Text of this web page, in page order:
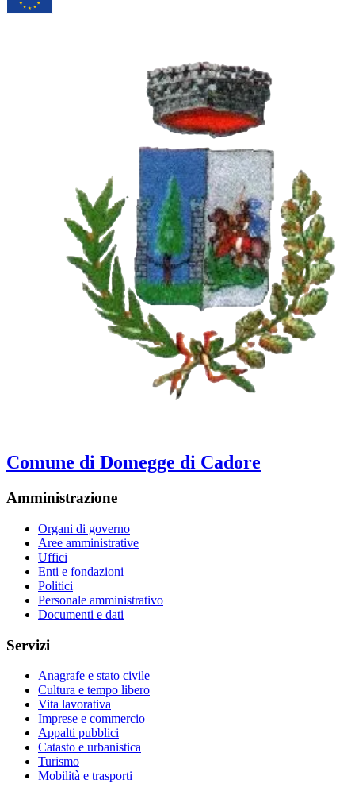
Comune di Domegge di Cadore
Amministrazione
Organi di governo
Aree amministrative
Uffici
Enti e fondazioni
Politici
Personale amministrativo
Documenti e dati
Servizi
Anagrafe e stato civile
Cultura e tempo libero
Vita lavorativa
Imprese e commercio
Appalti pubblici
Catasto e urbanistica
Turismo
Mobilità e trasporti